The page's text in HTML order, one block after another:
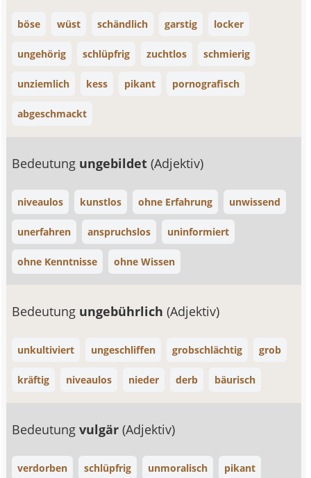
böse wüst schändlich garstig locker
ungehörig schlüpfrig zuchtlos schmierig
unziemlich kess pikant pornografisch
abgeschmackt
Bedeutung ungebildet(Adjektiv)
niveaulos kunstlos ohne Erfahrung unwissend
unerfahren anspruchslos uninformiert
ohne Kenntnisse ohne Wissen
Bedeutung ungebührlich(Adjektiv)
unkultiviert ungeschliffen grobschlächtig grob
kräftig niveaulos nieder derb bäurisch
Bedeutungvulgär(Adjektiv)
verdorben schlüpfrig unmoralisch pikant